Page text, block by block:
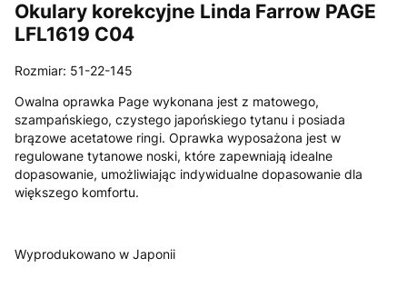
Okulary korekcyjne Linda Farrow PAGE
LFL1619 C04
Rozmiar: 51-22-145
Owalna oprawka Page wykonana jest z matowego,
szampańskiego, czystego japońskiego tytanu i posiada
brązowe acetatowe ringi. Oprawka wyposażona jest w
regulowane tytanowe noski, które zapewniają idealne
dopasowanie, umożliwiając indywidualne dopasowanie dla
większego komfortu.
Wyprodukowano w Japonii